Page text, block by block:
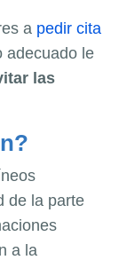
a pedir cita
adecuado le
las
de la parte
a la